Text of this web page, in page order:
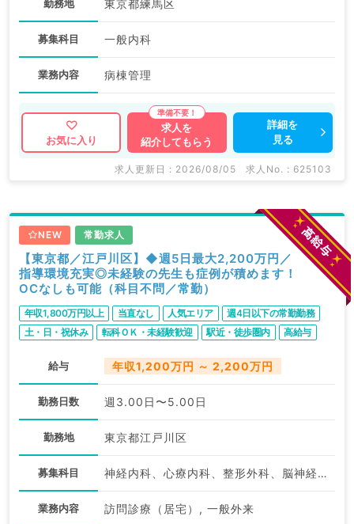
勤務地 東京都練馬区
募集科目 一般内科
業務内容 病棟管理
お気に入り
求人を
紹介してもらう
詳細を
見る
求人更新日 : 2026/08/05 求人No. : 625103
NEW 常勤求人
【東京都／江戸川区】◆週5日最大2,200万円／
指導環境充実◎未経験の先生も症例が積めます！
OCなしも可能（科目不問／常勤）
年収1,800万円以上 当直なし 人気エリア
週4日以下の常勤勤務
土・日・祝休み
転科ＯＫ・未経験歓迎 駅近・徒歩圏内 高給与
給与 年収1,200万円 ～ 2,200万円
勤務日数 週3.00日〜5.00日
勤務地 東京都江戸川区
募集科目 神経内科、心療内科、整形外科、脳神経外科、心臓血管外科、泌尿器科、一般内科、循環器内科、呼吸器内科、消化器内科、内分泌・代謝内科、腎臓内科、老年内科、血液内科、外科系全般、一般外科、消化器外科、科目不問
業務内容 訪問診療（居宅）, 一般外来